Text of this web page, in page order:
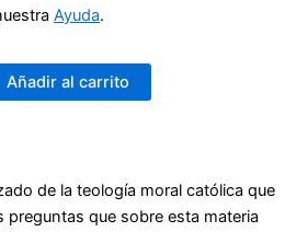
Ayuda.
Añadir al carrito
de la teología moral católica que
preguntas que sobre esta materia